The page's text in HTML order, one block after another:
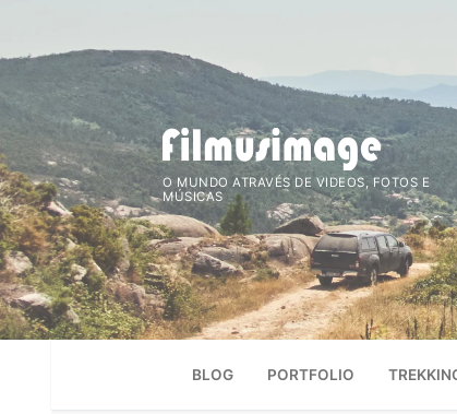
conteúdo
O MUNDO ATRAVÉS DE VIDEOS, FOTOS E
MÚSICAS
BLOG PORTFOLIO